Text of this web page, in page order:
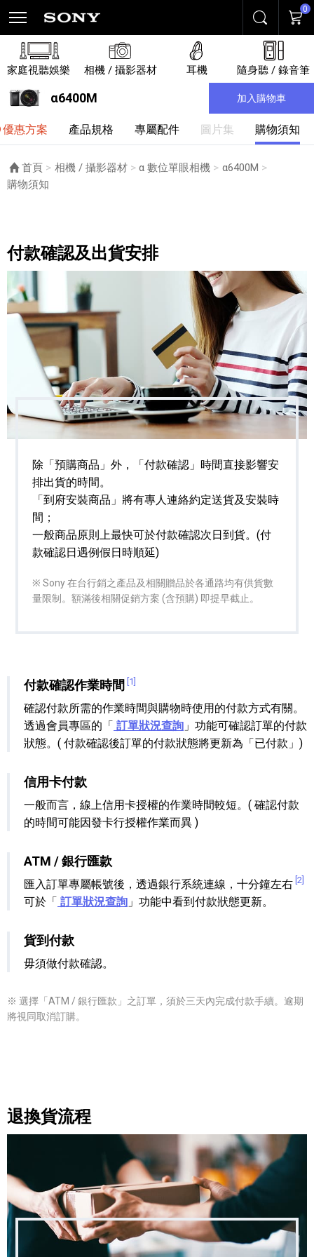
搜尋 購物
0
家庭視聽娛樂 相機 / 攝影器材 耳機 隨身聽 / 錄音筆
α6400M 加入購物車
優惠方案 產品規格 專屬配件 圖片集 購物須知
首頁 相機 / 攝影器材 α 數位單眼相機
α6400M
目前頁面：
購物須知
付款確認及出貨安排
除「預購商品」外，「付款確認」時間直接影響安
排出貨的時間。
「到府安裝商品」將有專人連絡約定送貨及安裝時
間；
一般商品原則上最快可於付款確認次日到貨。(付
款確認日遇例假日時順延)
※ Sony 在台行銷之產品及相關贈品於各通路均有供貨數
量限制。額滿後相關促銷方案 (含預購) 即提早截止。
付款確認作業時間 [1]
確認付款所需的作業時間與購物時使用的付款方式有關。
透過會員專區的「 訂單狀況查詢 」功能可確認訂單的付款
狀態。( 付款確認後訂單的付款狀態將更新為「已付款」)
信用卡付款
一般而言，線上信用卡授權的作業時間較短。( 確認付款
的時間可能因發卡行授權作業而異 )
ATM / 銀行匯款
匯入訂單專屬帳號後，透過銀行系統連線，十分鐘左右 [2]
可於「 訂單狀況查詢 」功能中看到付款狀態更新。
貨到付款
毋須做付款確認。
※ 選擇「ATM / 銀行匯款」之訂單，須於三天內完成付款手續。逾期
將視同取消訂購。
退換貨流程